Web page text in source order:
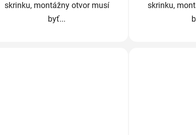
skrinku, montážny otvor musí
byť...
skrinku,